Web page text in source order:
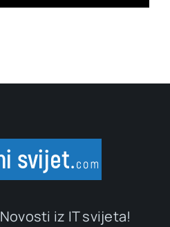
iz IT svijeta!